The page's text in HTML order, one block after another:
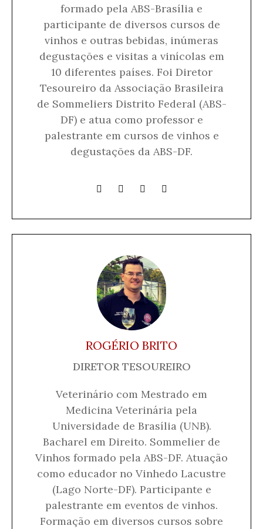
formado pela ABS-Brasília e
participante de diversos cursos de
vinhos e outras bebidas, inúmeras
degustações e visitas a vinícolas em
10 diferentes países. Foi Diretor
Tesoureiro da Associação Brasileira
de Sommeliers Distrito Federal (ABS-
DF) e atua como professor e
palestrante em cursos de vinhos e
degustações da ABS-DF.
ROGÉRIO BRITO
DIRETOR TESOUREIRO
Veterinário com Mestrado em
Medicina Veterinária pela
Universidade de Brasília (UNB).
Bacharel em Direito. Sommelier de
Vinhos formado pela ABS-DF. Atuação
como educador no Vinhedo Lacustre
(Lago Norte-DF). Participante e
palestrante em eventos de vinhos.
Formação em diversos cursos sobre